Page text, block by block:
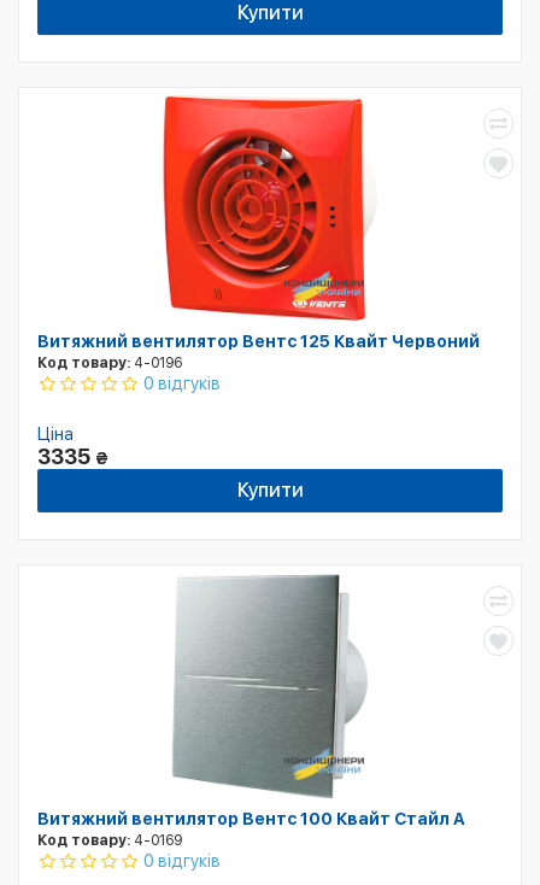
Купити
Витяжний вентилятор Вентс 125 Квайт Червоний
Код товару: 4-0196
0 відгуків
Ціна
3335 ₴
Купити
Витяжний вентилятор Вентс 100 Квайт Стайл A
Код товару: 4-0169
0 відгуків